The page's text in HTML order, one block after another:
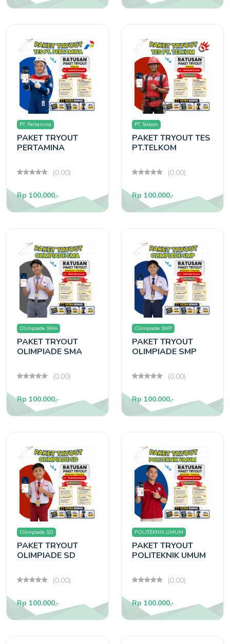
PT. Pertamina
PAKET TRYOUT
PERTAMINA
(0.00)
Rp 100.000,-
PT. Telkom
PAKET TRYOUT TES
PT.TELKOM
(0.00)
Rp 100.000,-
Olimpiade SMA
PAKET TRYOUT
OLIMPIADE SMA
(0.00)
Rp 100.000,-
Olimpiade SMP
PAKET TRYOUT
OLIMPIADE SMP
(0.00)
Rp 100.000,-
Olimpiade SD
PAKET TRYOUT
OLIMPIADE SD
(0.00)
Rp 100.000,-
POLITEKNIK UMUM
PAKET TRYOUT
POLITEKNIK UMUM
(0.00)
Rp 100.000,-